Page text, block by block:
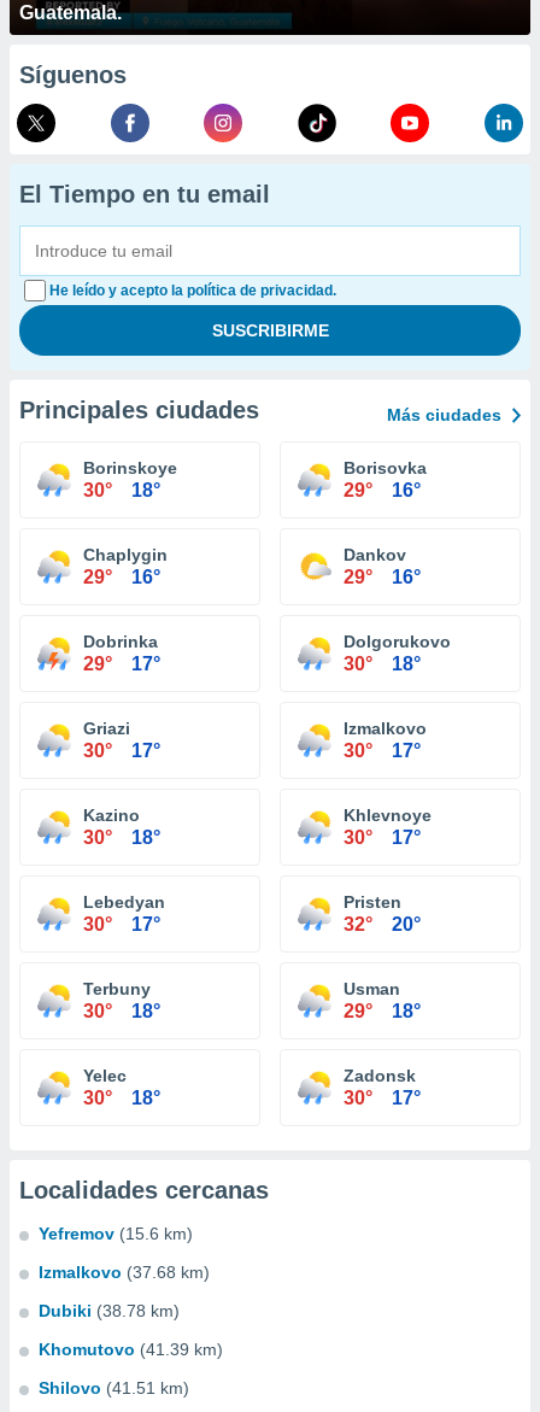
Guatemala.
Síguenos
El Tiempo en tu email
He leído y acepto la política de privacidad.
Principales ciudades Más ciudades
Borinskoye
30° 18°
Borisovka
29° 16°
Chaplygin
29° 16°
Dankov
29° 16°
Dobrinka
29° 17°
Dolgorukovo
30° 18°
Griazi
30° 17°
Izmalkovo
30° 17°
Kazino
30° 18°
Khlevnoye
30° 17°
Lebedyan
30° 17°
Pristen
32° 20°
Terbuny
30° 18°
Usman
29° 18°
Yelec
30° 18°
Zadonsk
30° 17°
Localidades cercanas
Yefremov (15.6 km)
Izmalkovo (37.68 km)
Dubiki (38.78 km)
Khomutovo (41.39 km)
Shilovo (41.51 km)